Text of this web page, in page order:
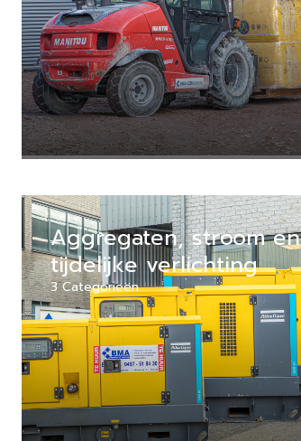
Aggregaten, stroom en
tijdelijke verlichting
3 Categorieën